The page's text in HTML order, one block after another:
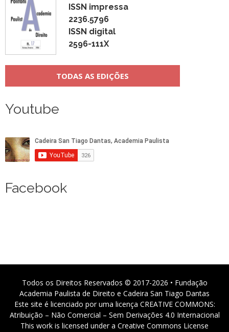
ISSN impressa
2236.5796
ISSN digital
2596-111X
TODAS AS EDIÇÕES
Youtube
Facebook
Todos os Direitos Reservados © 2017-2026 • Fundação
Academia Paulista de Direito e Cadeira San Tiago Dantas
Este site é licenciado por uma licença CREATIVE COMMONS:
Atribuição – Não Comercial – Sem Derivações 4.0 Internacional
This work is licensed under a Creative Commons License